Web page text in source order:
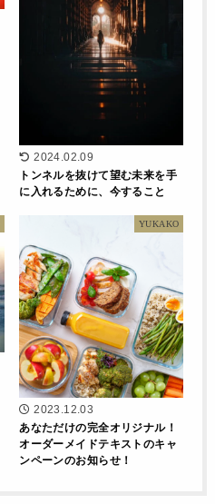
2024.02.09
トンネルを抜けて望む未来を手
に入れるために、今すること
YUKAKO
2023.12.03
あなただけの完全オリジナル！
オーダーメイドテキストのキャ
ンペーンのお知らせ！